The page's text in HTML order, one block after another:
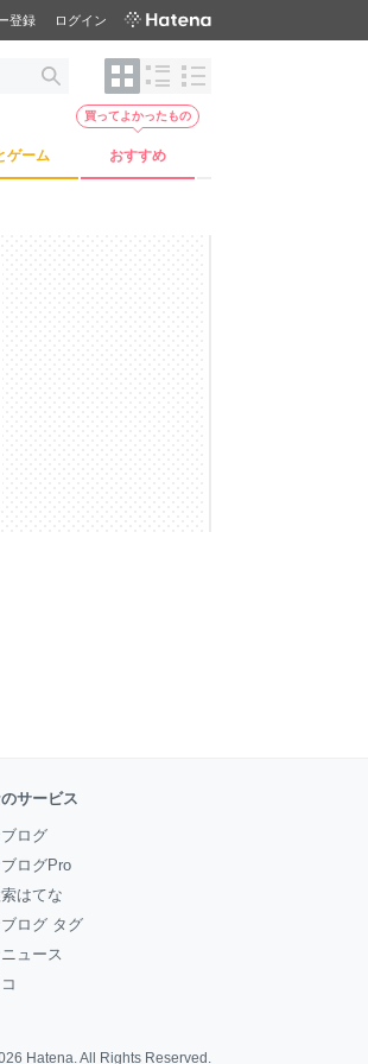
登録 ログイン
ゲーム おすすめ
買ってよかったもの
サービス
ログ
ログPro
はてな
ログ タグ
ュース
Hatena. All Rights Reserved.